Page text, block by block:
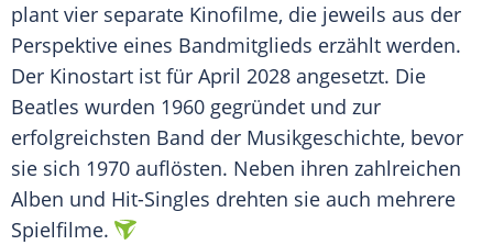
plant vier separate Kinofilme, die jeweils aus der
Perspektive eines Bandmitglieds erzählt werden.
Der Kinostart ist für April 2028 angesetzt. Die
Beatles wurden 1960 gegründet und zur
erfolgreichsten Band der Musikgeschichte, bevor
sie sich 1970 auflösten. Neben ihren zahlreichen
Alben und Hit-Singles drehten sie auch mehrere
Spielfilme.